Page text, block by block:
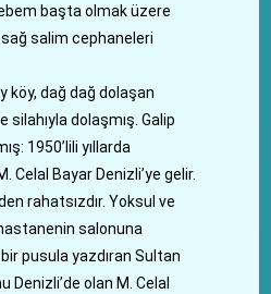
başta olmak üzere
salim cephaneleri
köy, dağ dağ dolaşan
silahıyla dolaşmış. Galip
1950’lili yıllarda
Celal Bayar Denizli’ye gelir.
rahatsızdır. Yoksul ve
salonuna
pusula yazdıran Sultan
Denizli’de olan M. Celal